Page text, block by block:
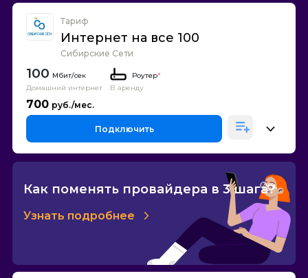
Тариф
Интернет на все 100
Сибирские Сети
100
Домашний интернет
Роутер*
В аренду
700
Подключить
Как поменять провайдера в 3 шага?
Узнать подробнее